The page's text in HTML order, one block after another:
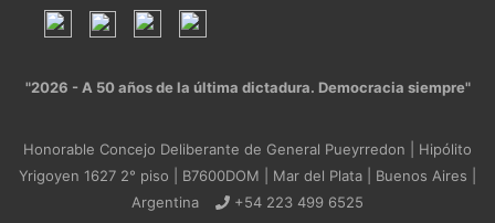
"2026 - A 50 años de la última dictadura. Democracia siempre"
Honorable Concejo Deliberante de General Pueyrredon | Hipólito
Yrigoyen 1627 2° piso | B7600DOM | Mar del Plata | Buenos Aires |
Argentina
+54 223 499 6525